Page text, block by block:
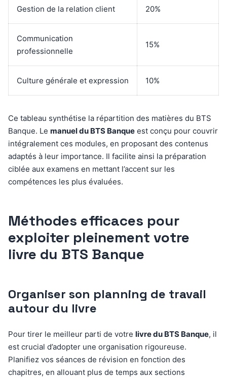
Gestion de la relation client 20%
Communication
professionnelle
15%
Culture générale et expression 10%
Ce tableau synthétise la répartition des matières du BTS
Banque. Le manuel du BTS Banque est conçu pour couvrir
intégralement ces modules, en proposant des contenus
adaptés à leur importance. Il facilite ainsi la préparation
ciblée aux examens en mettant l’accent sur les
compétences les plus évaluées.
Méthodes efficaces pour
exploiter pleinement votre
livre du BTS Banque
Organiser son planning de travail
autour du livre
Pour tirer le meilleur parti de votre livre du BTS Banque, il
est crucial d’adopter une organisation rigoureuse.
Planifiez vos séances de révision en fonction des
chapitres, en allouant plus de temps aux sections